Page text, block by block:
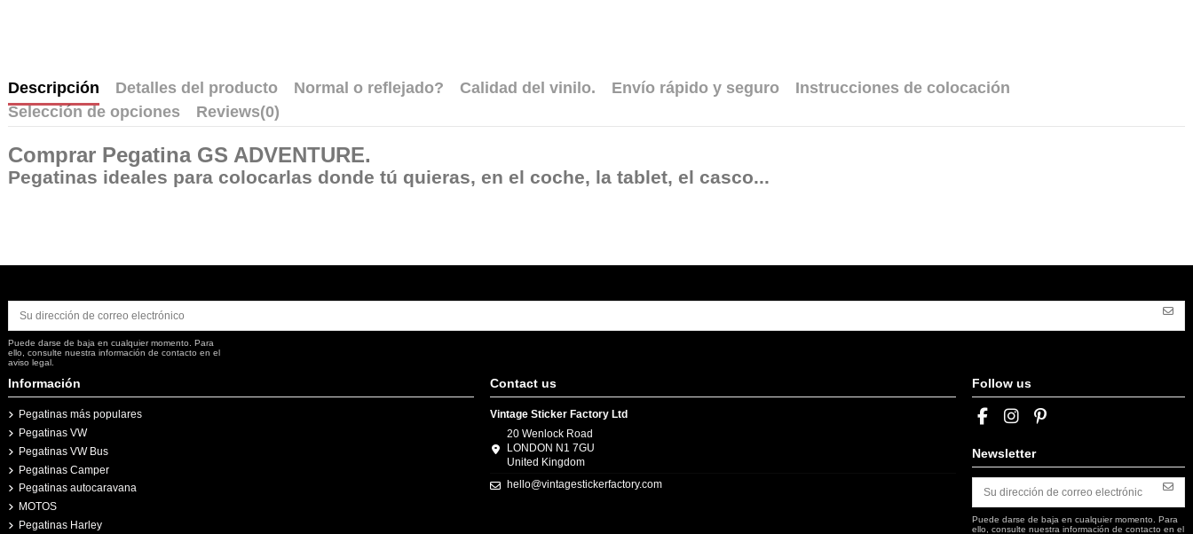
Descripción Detalles del producto Normal o reflejado? Calidad del vinilo. Envío rápido y seguro
Instrucciones de colocación
Selección de opciones
Reviews(0)
Comprar Pegatina GS ADVENTURE.
Pegatinas ideales para colocarlas donde tú quieras, en el coche, la tablet, el casco...
Puede darse de baja en cualquier momento. Para
ello, consulte nuestra información de contacto en el
aviso legal.
Información
Pegatinas más populares
Pegatinas VW
Pegatinas VW Bus
Pegatinas Camper
Pegatinas autocaravana
MOTOS
Pegatinas Harley
Contact us
Vintage Sticker Factory Ltd
20 Wenlock Road
LONDON N1 7GU
United Kingdom
hello@vintagestickerfactory.com
Follow us
Newsletter
Puede darse de baja en cualquier momento. Para
ello, consulte nuestra información de contacto en el